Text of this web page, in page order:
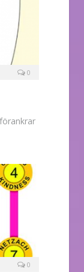
0
0